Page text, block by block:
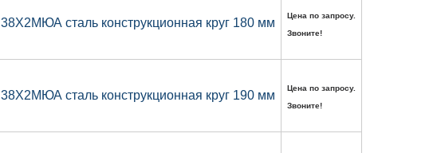
38Х2МЮА сталь конструкционная круг 180 мм
Цена по запросу.
Звоните!
38Х2МЮА сталь конструкционная круг 190 мм
Цена по запросу.
Звоните!